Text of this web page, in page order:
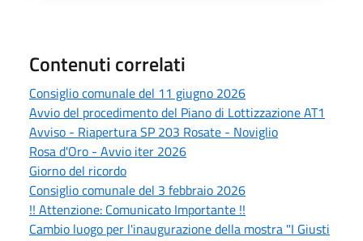
Contenuti correlati
Consiglio comunale del 11 giugno 2026
Avvio del procedimento del Piano di Lottizzazione AT1
Avviso - Riapertura SP 203 Rosate - Noviglio
Rosa d'Oro - Avvio iter 2026
Giorno del ricordo
Consiglio comunale del 3 febbraio 2026
!! Attenzione: Comunicato Importante !!
Cambio luogo per l'inaugurazione della mostra "I Giusti